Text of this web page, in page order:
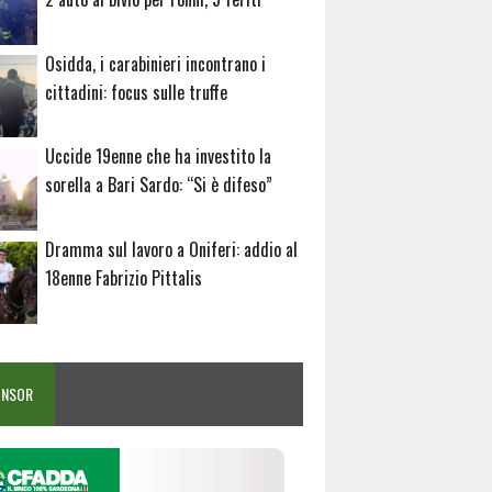
Osidda, i carabinieri incontrano i
cittadini: focus sulle truffe
Uccide 19enne che ha investito la
sorella a Bari Sardo: “Si è difeso”
Dramma sul lavoro a Oniferi: addio al
18enne Fabrizio Pittalis